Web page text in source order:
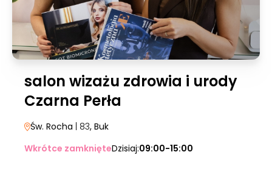
salon wizażu zdrowia i urody
Czarna Perła
Św. Rocha | 83, Buk
Wkrótce zamknięteDzisiaj:09:00-15:00